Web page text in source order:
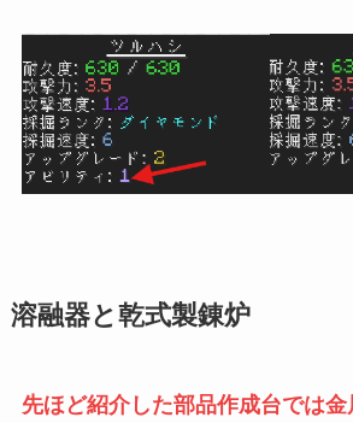
溶融器と乾式製錬炉
先ほど紹介した部品作成台では